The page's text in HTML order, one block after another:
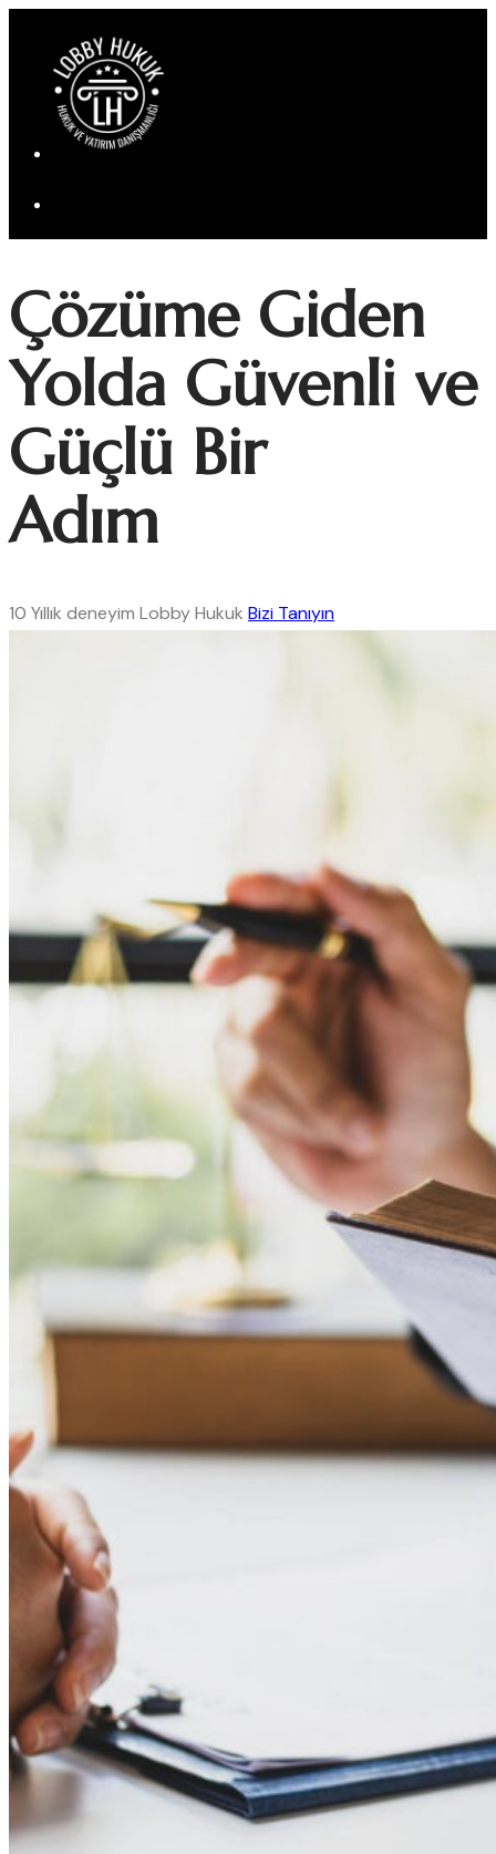
Çözüme Giden
Yolda Güvenli ve
Güçlü Bir
Adım
10 Yıllık deneyim Lobby Hukuk Bizi Tanıyın